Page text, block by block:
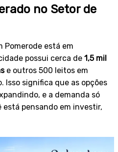
no Setor de
Pomerode está em
possui cerca de 1,5 mil
e outros 500 leitos em
Isso significa que as opções
e a demanda só
está pensando em investir,